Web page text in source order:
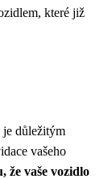
které již
důležitým
vašeho
že vaše vozidlo